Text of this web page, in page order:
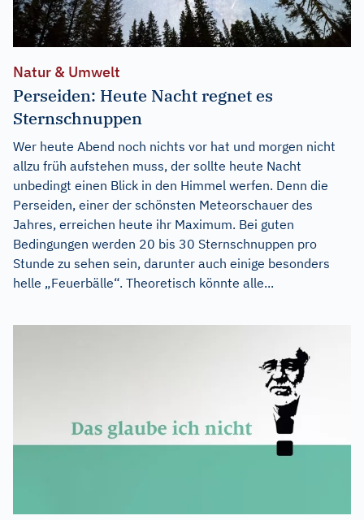
Natur & Umwelt
Perseiden: Heute Nacht regnet es
Sternschnuppen
Wer heute Abend noch nichts vor hat und morgen nicht
allzu früh aufstehen muss, der sollte heute Nacht
unbedingt einen Blick in den Himmel werfen. Denn die
Perseiden, einer der schönsten Meteorschauer des
Jahres, erreichen heute ihr Maximum. Bei guten
Bedingungen werden 20 bis 30 Sternschnuppen pro
Stunde zu sehen sein, darunter auch einige besonders
helle „Feuerbälle“. Theoretisch könnte alle...